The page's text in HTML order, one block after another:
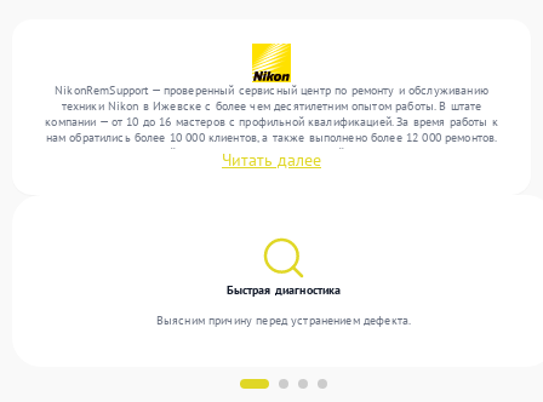
NikonRemSupport — проверенный сервисный центр по ремонту и обслуживанию
техники Nikon в Ижевске с более чем десятилетним опытом работы. В штате
компании — от 10 до 16 мастеров с профильной квалификацией. За время работы к
нам обратились более 10 000 клиентов, а также выполнено более 12 000 ремонтов.
Ежемесячно в сервисный центр поступает от 300 устройств, включая , , . Мы работаем
с широким спектром неисправностей и предлагаем стабильный уровень сервиса
Читать далее
Быстрая диагностика
Выясним причину перед устранением дефекта.